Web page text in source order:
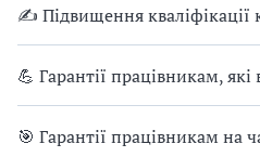
✍ Підвищення кваліфікації
💪 Гарантії працівникам,
🎯 Гарантії працівникам на